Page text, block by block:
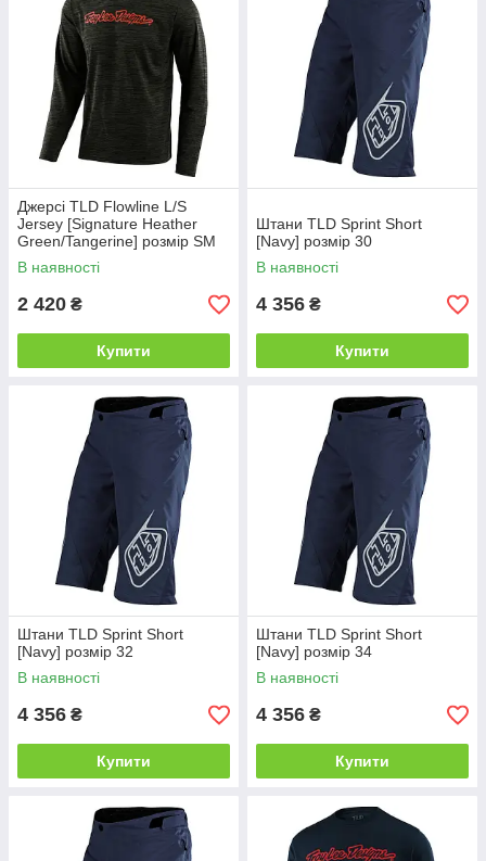
Джерсі TLD Flowline L/S
Jersey [Signature Heather
Green/Tangerine] розмір SM
В наявності
2 420 ₴
Купити
Штани TLD Sprint Short
[Navy] розмір 30
В наявності
4 356 ₴
Купити
Штани TLD Sprint Short
[Navy] розмір 32
В наявності
4 356 ₴
Купити
Штани TLD Sprint Short
[Navy] розмір 34
В наявності
4 356 ₴
Купити